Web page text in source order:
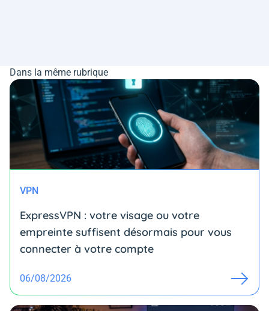
Dans la même rubrique
VPN
ExpressVPN : votre visage ou votre
empreinte suffisent désormais pour vous
connecter à votre compte
06/08/2026